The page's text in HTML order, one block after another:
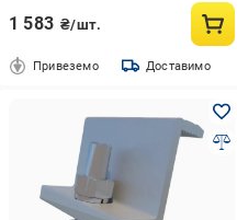
1 583 ₴/шт.
Привеземо Доставимо